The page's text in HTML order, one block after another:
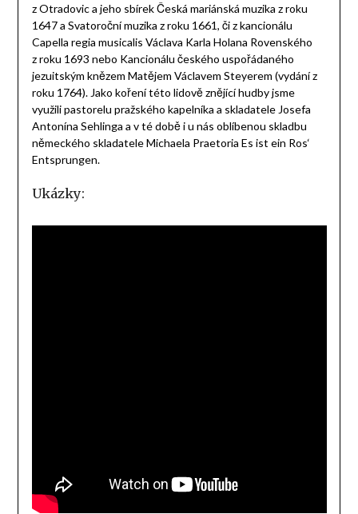
z Otradovic a jeho sbírek Česká mariánská muzika z roku
1647 a Svatoroční muzika z roku 1661, či z kancionálu
Capella regia musicalis Václava Karla Holana Rovenského
z roku 1693 nebo Kancionálu českého uspořádaného
jezuitským knězem Matějem Václavem Steyerem (vydání z
roku 1764). Jako koření této lidově znějící hudby jsme
využili pastorelu pražského kapelníka a skladatele Josefa
Antonína Sehlinga a v té době i u nás oblíbenou skladbu
německého skladatele Michaela Praetoria Es ist ein Ros‘
Entsprungen.
Ukázky: